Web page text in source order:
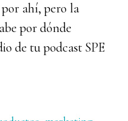
ahí, pero la
por dónde
de tu podcast SPE